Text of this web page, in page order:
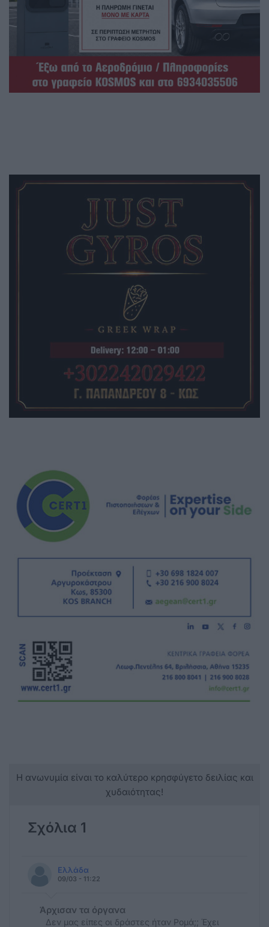
Η ανωνυμία είναι το καλύτερο κρησφύγετο δειλίας και
χυδαιότητας!
Σχόλια 1
Ελλάδα
09/03 - 11:22
Άρχισαν τα όργανα
Δεν μας είπες οι δράστες ήταν Ρομά;; Έχει